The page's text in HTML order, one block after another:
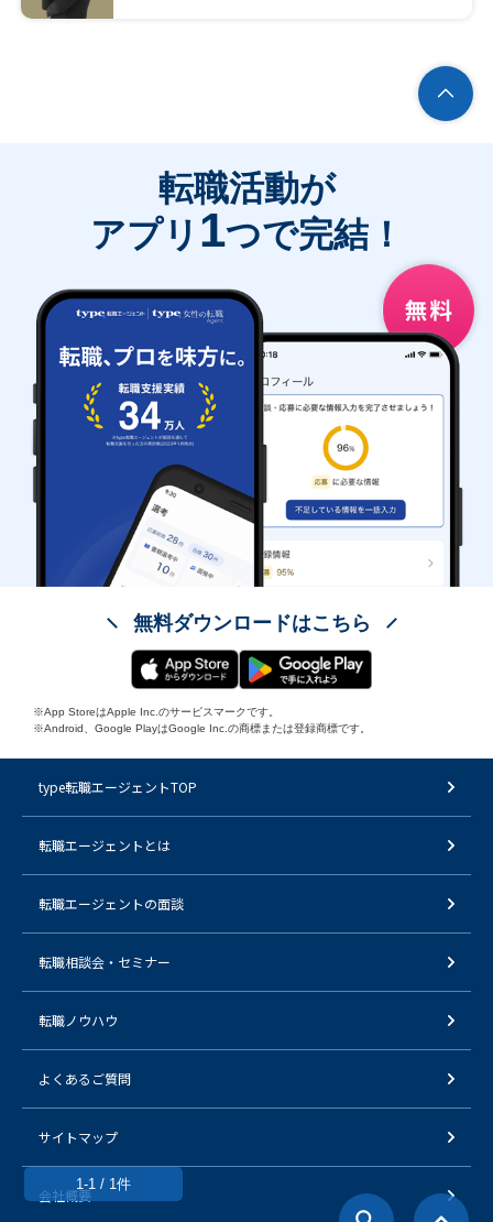
1-1 / 1件
転職活動が
アプリ 1つで完結！
無料ダウンロードはこちら
※App StoreはApple Inc.のサービスマークです。
※Android、Google PlayはGoogle Inc.の商標または登録商標です。
type転職エージェントTOP
転職エージェントとは
転職エージェントの面談
転職相談会・セミナー
転職ノウハウ
よくあるご質問
サイトマップ
会社概要